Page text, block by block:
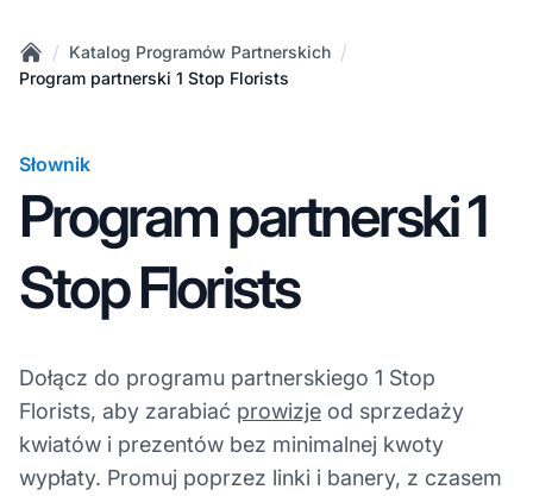
Home
/ Katalog Programów Partnerskich /
Program partnerski 1 Stop Florists
Słownik
Program partnerski 1
Stop Florists
Dołącz do programu partnerskiego 1 Stop
Florists, aby zarabiać prowizje od sprzedaży
kwiatów i prezentów bez minimalnej kwoty
wypłaty. Promuj poprzez linki i banery, z czasem